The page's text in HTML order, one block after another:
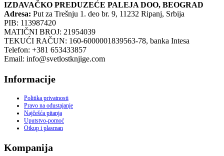
IZDAVAČKO PREDUZEĆE PALEJA DOO, BEOGRAD
Adresa: Put za Trešnju 1. deo br. 9, 11232 Ripanj, Srbija
PIB: 113987420
MATIČNI BROJ: 21954039
TEKUĆI RAČUN: 160-6000001839563-78, banka Intesa
Telefon: +381 653433857
Email: info@svetlostknjige.com
Informacije
Politika privatnosti
Pravo na odustajanje
Najčešća pitanja
Uputstvo-pomoć
Otkup i plasman
Kompanija